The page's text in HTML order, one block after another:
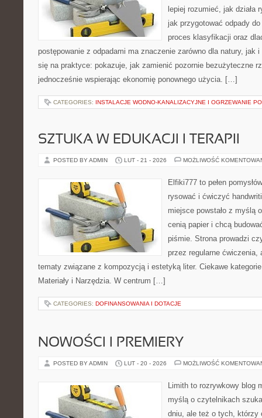
lepiej rozumieć, jak działa
jak przygotować odpady
proces klasyfikacji oraz
postępowanie z odpadami ma znaczenie zarówno dla natury, jak
się na praktyce: pokazuje, jak zamienić pozornie bezużyteczne
jednocześnie wspierając ekonomię ponownego użycia. […]
CATEGORIES: INSTALACJE WODNO-KANALIZACYJNE I OGRZEWANIE
SZTUKA W EDUKACJI I TERAPII
POSTED BY ADMIN LUT - 21 - 2026 MOŻLIWOŚĆ
Elfiki777 to pełen
rysować i ćwiczyć
miejsce powstało z myślą
cenią papier i chcą
piśmie. Strona prowadzi
przez regularne ćwiczenia,
tematy związane z kompozycją i estetyką liter. Ciekawe
Materiały i Narzędzia. W centrum […]
CATEGORIES: DOFINANSOWANIA I DOTACJE
NOWOŚCI I PREMIERY
POSTED BY ADMIN LUT - 20 - 2026 MOŻLIWOŚĆ
Limith to rozrywkowy blog
myślą o czytelnikach
dniu, ale też o tych, którzy